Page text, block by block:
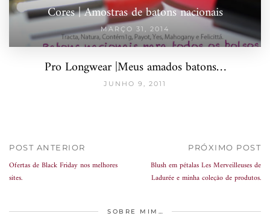
Cores | Amostras de batons nacionais
MARÇO 31, 2014
Pro Longwear |Meus amados batons…
JUNHO 9, 2011
POST ANTERIOR
Ofertas de Black Friday nos melhores
sites.
PRÓXIMO POST
Blush em pétalas Les Merveilleuses de
Ladurée e minha coleção de produtos.
SOBRE MIM…